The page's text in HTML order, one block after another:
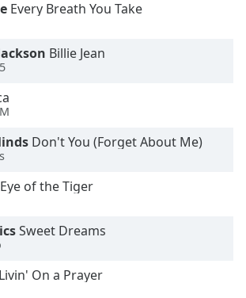
Every Breath You Take
Billie Jean
Don't You (Forget About Me)
Eye of the Tiger
Sweet Dreams
Livin' On a Prayer